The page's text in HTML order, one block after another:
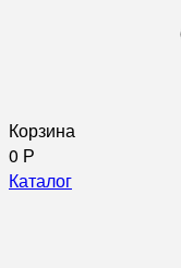
Корзина
0 Р
Каталог